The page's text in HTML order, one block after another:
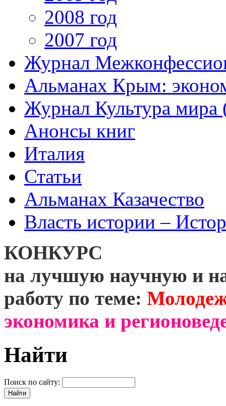
2008 год
2007 год
Журнал
Альманах Крым:
Журнал Культура
Анонсы книг
Италия
Статьи
Альманах Казачество
Власть истории –
КОНКУРС
на лучшую научную и
работу по теме:
экономика и
Найти
Поиск по сайту: